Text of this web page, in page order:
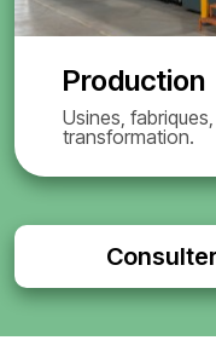
Production
Usines,
transformation.